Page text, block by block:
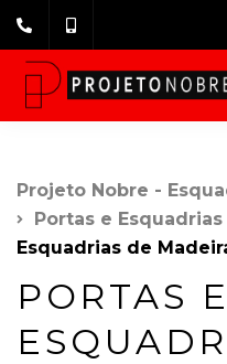
Projeto Nobre -
Portas e
Esquadrias de
PORTAS E